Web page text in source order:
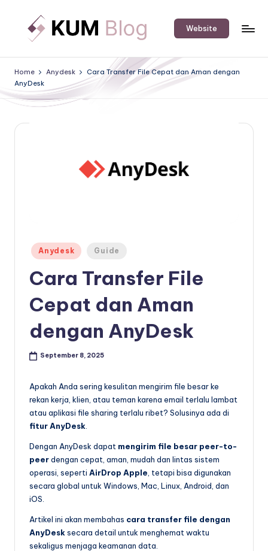
U
M
B
Software
Hardware
Website
Home Anydesk
Cara Transfer File Cepat dan Aman dengan
AnyDesk
Posted
in
Anydesk Guide
Cara Transfer File
Cepat dan Aman
dengan AnyDesk
September 8, 2025
Apakah Anda sering kesulitan mengirim file besar ke
rekan kerja, klien, atau teman karena email terlalu lambat
atau aplikasi file sharing terlalu ribet? Solusinya ada di
fitur AnyDesk
Dengan AnyDesk dapat mengirim file besar peer-to-
peerdengan cepat, aman, mudah dan lintas sistem
operasi, seperti AirDrop Apple , tetapi bisa digunakan
secara global untuk Windows, Mac, Linux, Android, dan
iOS.
Artikel ini akan membahas cara transfer file dengan
AnyDesksecara detail untuk menghemat waktu
sekaligus menjaga keamanan data.